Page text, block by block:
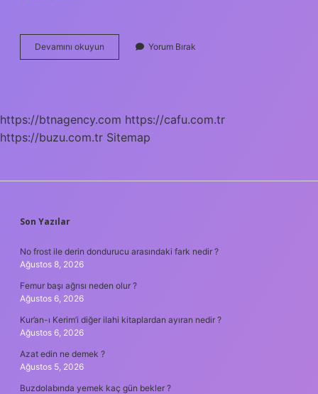
Devamını okuyun
Ve
Yorum Bırak
https://btnagency.com https://cafu.com.tr
https://buzu.com.tr Sitemap
SIDEBAR
Son Yazılar
No frost ile derin dondurucu arasındaki fark nedir ?
Ağustos 8, 2026
Femur başı ağrısı neden olur ?
Ağustos 6, 2026
Kur’an-ı Kerim’i diğer ilahi kitaplardan ayıran nedir ?
Ağustos 6, 2026
Azat edin ne demek ?
Ağustos 5, 2026
Buzdolabında yemek kaç gün bekler ?